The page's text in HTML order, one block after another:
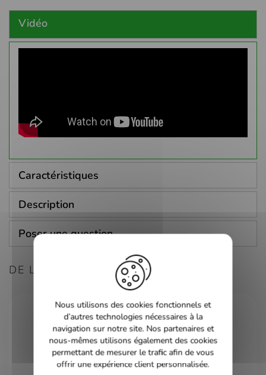
Vidéo
Caractéristiques
Description
Poser une question
DE LA MÊME CONSOLE
Nous utilisons des cookies fonctionnels et
d’autres technologies nécessaires à la
navigation sur notre site. Nos partenaires et
nous-mêmes utilisons également des cookies
permettant de mesurer le trafic afin de vous
offrir une expérience client personnalisée.